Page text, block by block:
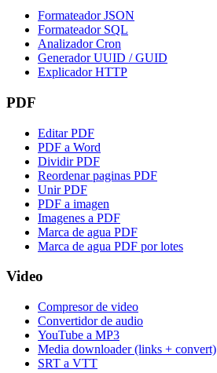
Formateador JSON
Formateador SQL
Analizador Cron
Generador UUID / GUID
Explicador HTTP
PDF
Editar PDF
PDF a Word
Dividir PDF
Reordenar paginas PDF
Unir PDF
PDF a imagen
Imagenes a PDF
Marca de agua PDF
Marca de agua PDF por lotes
Video
Compresor de video
Convertidor de audio
YouTube a MP3
Media downloader (links + convert)
SRT a VTT